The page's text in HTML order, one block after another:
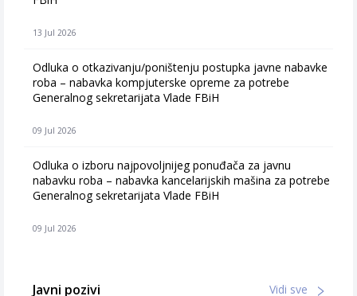
13 Jul 2026
Odluka o otkazivanju/poništenju postupka javne nabavke
roba – nabavka kompjuterske opreme za potrebe
Generalnog sekretarijata Vlade FBiH
09 Jul 2026
Odluka o izboru najpovoljnijeg ponuđača za javnu
nabavku roba – nabavka kancelarijskih mašina za potrebe
Generalnog sekretarijata Vlade FBiH
09 Jul 2026
Javni pozivi Vidi sve